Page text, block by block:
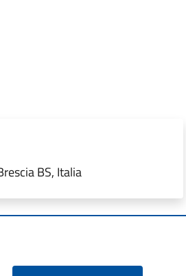
BS, Italia